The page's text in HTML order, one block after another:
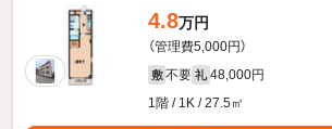
4.8万円
（管理費5,000円）
敷 不要 礼 48,000円
1階 / 1K / 27.5㎡